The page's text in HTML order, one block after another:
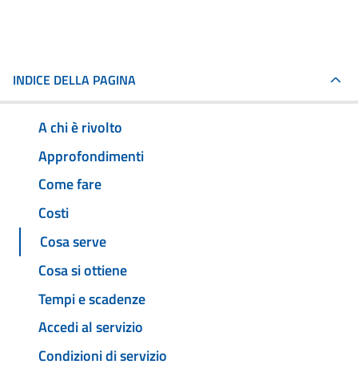
INDICE DELLA PAGINA
A chi è rivolto
Approfondimenti
Come fare
Costi
Cosa serve
Cosa si ottiene
Tempi e scadenze
Accedi al servizio
Condizioni di servizio